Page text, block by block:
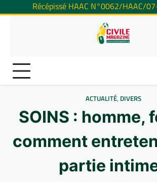
Récépissé HAAC N°0062/HAAC/
ACTUALITÉ, DIVERS
SOINS : homme,
comment
partie